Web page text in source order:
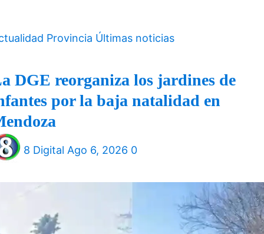
Provincia Últimas noticias
DGE reorganiza los jardines de
por la baja natalidad en
8 Digital Ago 6, 2026 0